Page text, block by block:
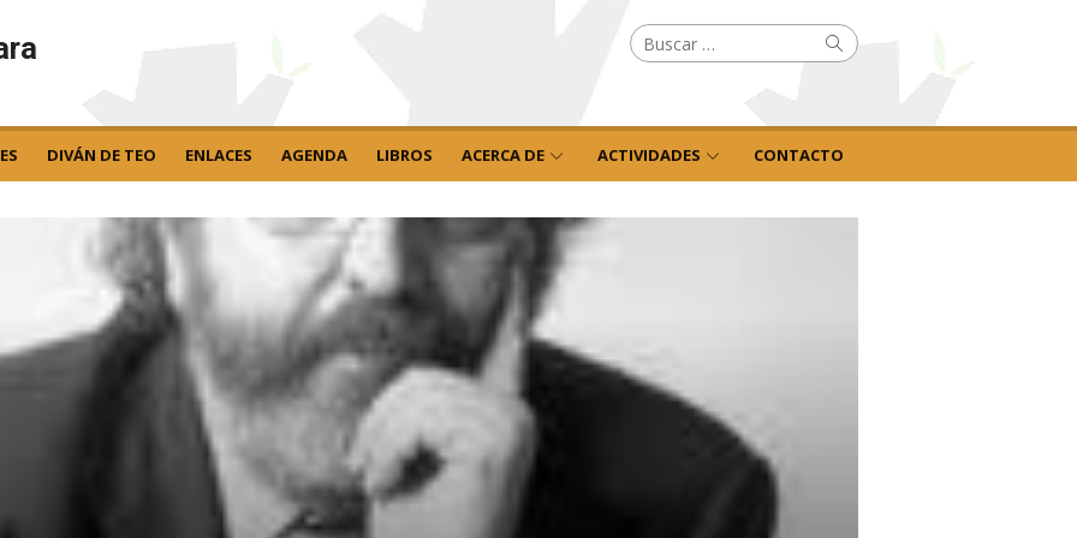
Buscar
por: Buscar
DIVÁN DE TEO ENLACES AGENDA LIBROS ACERCA DE ACTIVIDADES CONTACTO